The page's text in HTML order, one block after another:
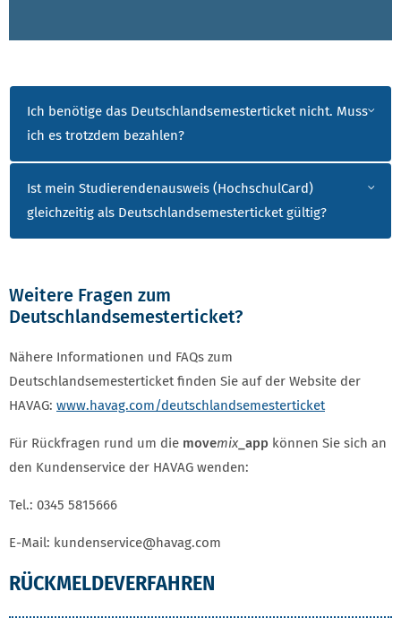
HÄUFIG GESTELLTE FRAGEN ZUM
Ich benötige das Deutschlandsemesterticket nicht. Muss
ich es trotzdem bezahlen?
Ist mein Studierendenausweis (HochschulCard)
gleichzeitig als Deutschlandsemesterticket gültig?
Weitere Fragen zum
Deutschlandsemesterticket?
Nähere Informationen und FAQs zum
Deutschlandsemesterticket finden Sie auf der Website der
HAVAG: www.havag.com/deutschlandsemesterticket
Für Rückfragen rund um die movemix _app können Sie sich an
den Kundenservice der HAVAG wenden:
Tel.: 0345 5815666
E-Mail: kundenservice@havag.com
RÜCKMELDEVERFAHREN